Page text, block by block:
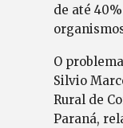
de até
O
Silvio
Rural de
Paraná,